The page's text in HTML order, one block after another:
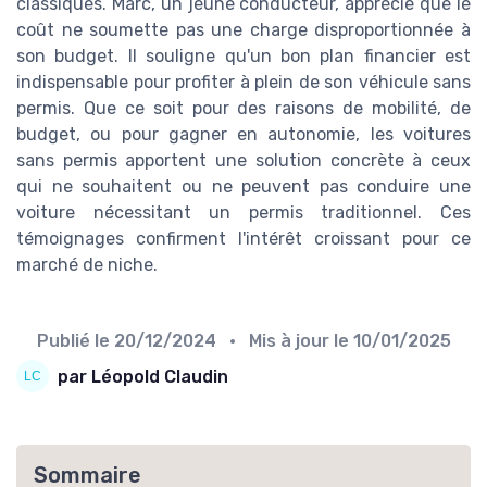
coût ne soumette pas une charge disproportionnée à
son budget. Il souligne qu'un bon plan financier est
indispensable pour profiter à plein de son véhicule sans
permis. Que ce soit pour des raisons de mobilité, de
budget, ou pour gagner en autonomie, les voitures
sans permis apportent une solution concrète à ceux
qui ne souhaitent ou ne peuvent pas conduire une
voiture nécessitant un permis traditionnel. Ces
témoignages confirment l'intérêt croissant pour ce
marché de niche.
Publié le 20/12/2024 • Mis à jour le 10/01/2025
par Léopold Claudin
Sommaire